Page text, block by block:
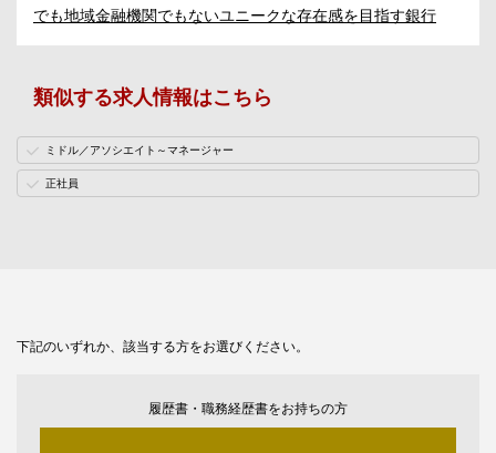
でも地域金融機関でもないユニークな存在感を目指す銀行
類似する求人情報はこちら
ミドル／アソシエイト～マネージャー
正社員
下記のいずれか、該当する方をお選びください。
履歴書・職務経歴書をお持ちの方